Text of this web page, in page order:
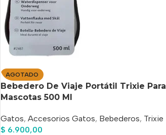
AGOTADO
Bebedero De Viaje Portátil Trixie Para
Mascotas 500 Ml
Gatos, Accesorios Gatos, Bebederos, Trixie
$ 6.900,00